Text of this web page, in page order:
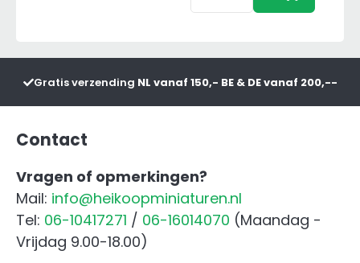
Axion
Gratis verzending NL vanaf 150,- BE & DE vanaf 200,--
Contact
Vragen of opmerkingen?
Mail: info@heikoopminiaturen.nl
Tel: 06-10417271 / 06-16014070 (Maandag -
Vrijdag 9.00-18.00)